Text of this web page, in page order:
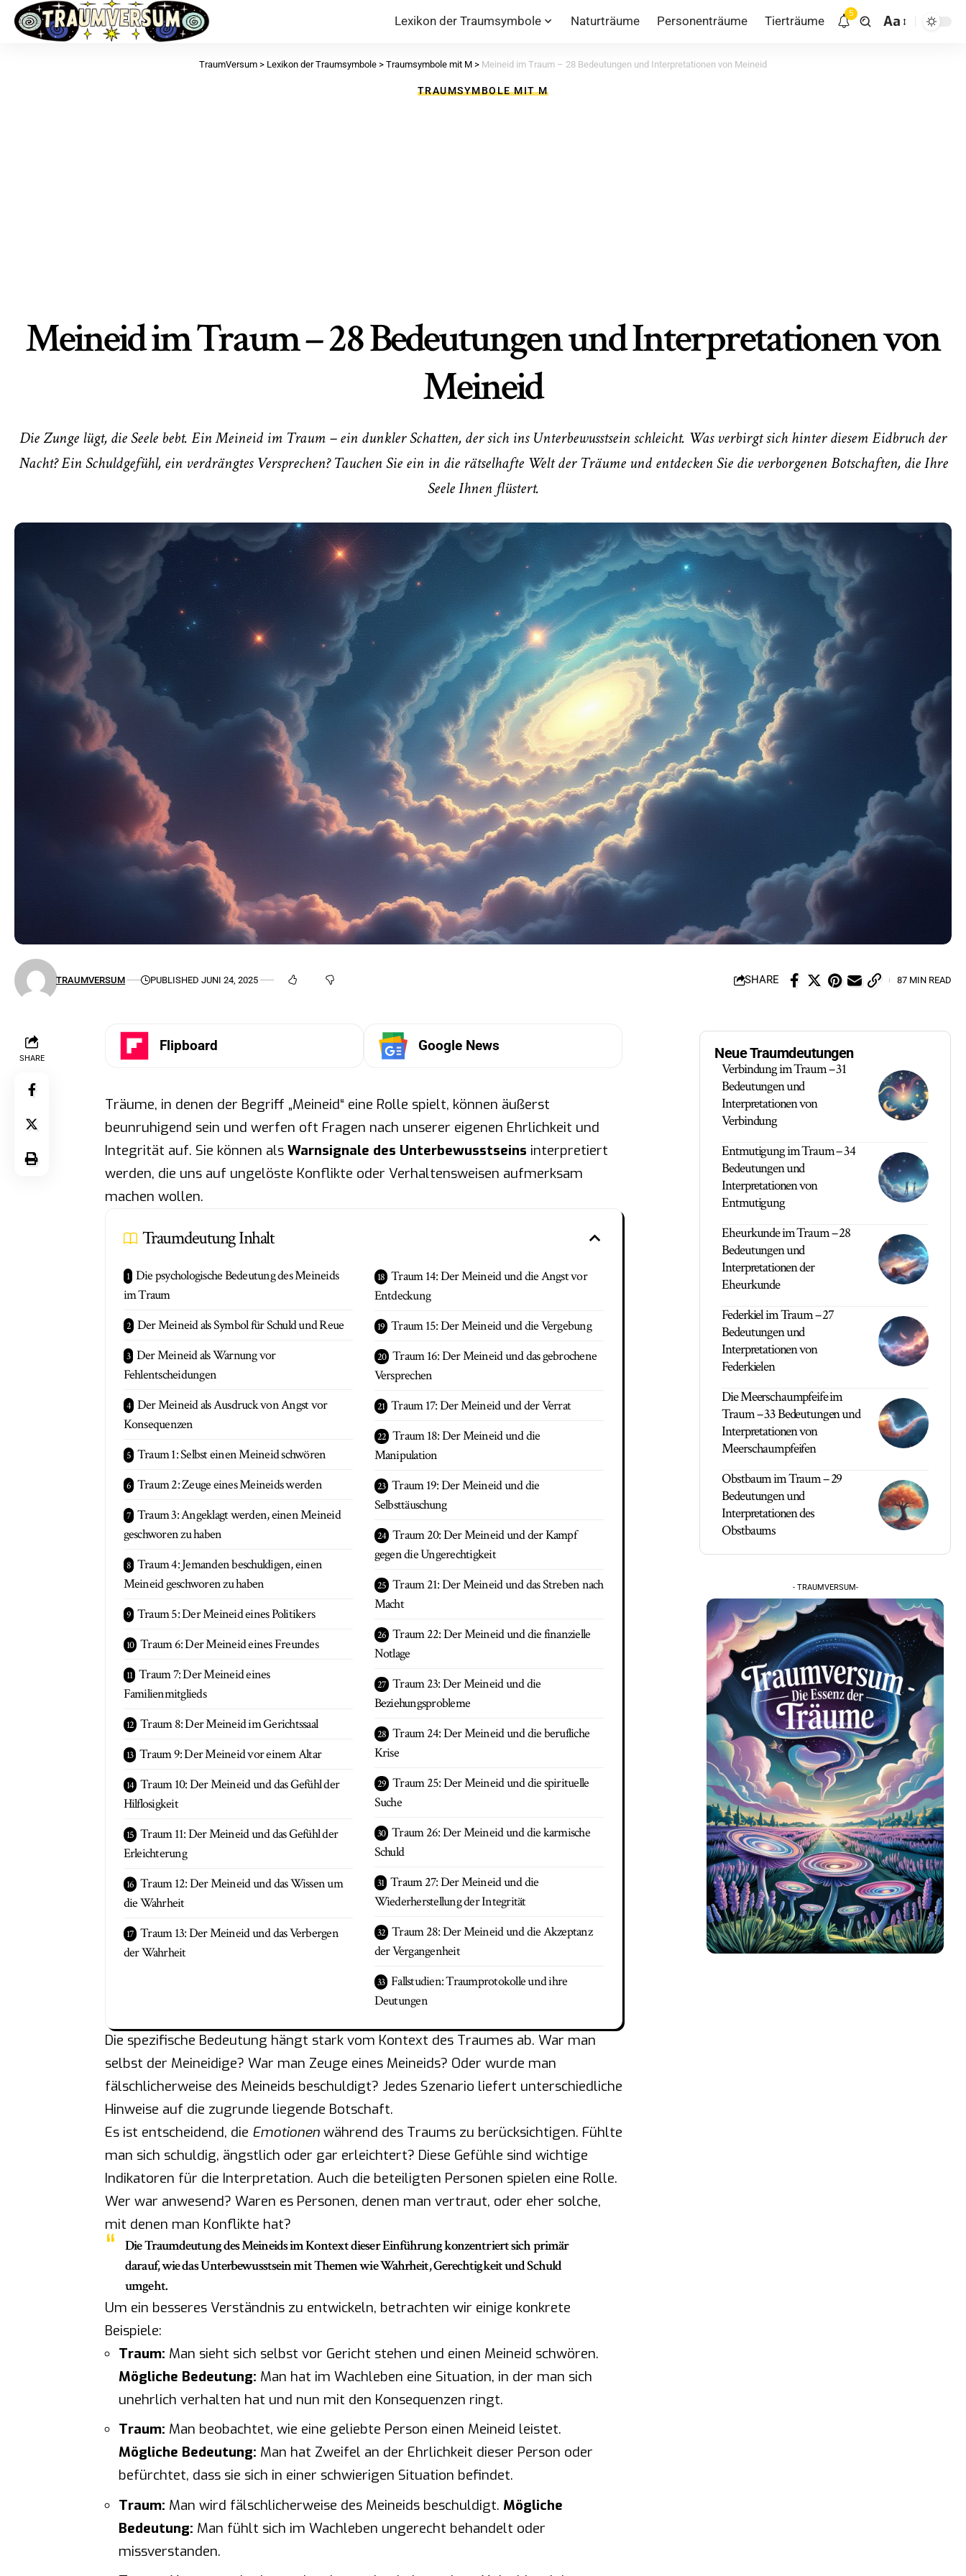
Lexikon der Traumsymbole Naturträume Personenträume Tierträume
5 Aa
TraumVersum > Lexikon der Traumsymbole > Traumsymbole mit M > Meineid im Traum – 28 Bedeutungen und Interpretationen von Meineid
TRAUMSYMBOLE MIT M
Meineid im Traum – 28 Bedeutungen und Interpretationen von
Meineid
Die Zunge lügt, die Seele bebt. Ein Meineid im Traum – ein dunkler Schatten, der sich ins Unterbewusstsein schleicht. Was verbirgt sich hinter diesem Eidbruch der
Nacht? Ein Schuldgefühl, ein verdrängtes Versprechen? Tauchen Sie ein in die rätselhafte Welt der Träume und entdecken Sie die verborgenen Botschaften, die Ihre
Seele Ihnen flüstert.
TRAUMVERSUM PUBLISHED JUNI 24, 2025 SHARE 87 MIN READ
SHARE
Flipboard Google News
Träume, in denen der Begriff „Meineid“ eine Rolle spielt, können äußerst
beunruhigend sein und werfen oft Fragen nach unserer eigenen Ehrlichkeit und
Integrität auf. Sie können als Warnsignale des Unterbewusstseins interpretiert
werden, die uns auf ungelöste Konflikte oder Verhaltensweisen aufmerksam
machen wollen.
Traumdeutung Inhalt
Die psychologische Bedeutung des Meineids
im Traum
Der Meineid als Symbol für Schuld und Reue
Der Meineid als Warnung vor
Fehlentscheidungen
Der Meineid als Ausdruck von Angst vor
Konsequenzen
Traum 1: Selbst einen Meineid schwören
Traum 2: Zeuge eines Meineids werden
Traum 3: Angeklagt werden, einen Meineid
geschworen zu haben
Traum 4: Jemanden beschuldigen, einen
Meineid geschworen zu haben
Traum 5: Der Meineid eines Politikers
Traum 6: Der Meineid eines Freundes
Traum 7: Der Meineid eines
Familienmitglieds
Traum 8: Der Meineid im Gerichtssaal
Traum 9: Der Meineid vor einem Altar
Traum 10: Der Meineid und das Gefühl der
Hilflosigkeit
Traum 11: Der Meineid und das Gefühl der
Erleichterung
Traum 12: Der Meineid und das Wissen um
die Wahrheit
Traum 13: Der Meineid und das Verbergen
der Wahrheit
Traum 14: Der Meineid und die Angst vor
Entdeckung
Traum 15: Der Meineid und die Vergebung
Traum 16: Der Meineid und das gebrochene
Versprechen
Traum 17: Der Meineid und der Verrat
Traum 18: Der Meineid und die
Manipulation
Traum 19: Der Meineid und die
Selbsttäuschung
Traum 20: Der Meineid und der Kampf
gegen die Ungerechtigkeit
Traum 21: Der Meineid und das Streben nach
Macht
Traum 22: Der Meineid und die finanzielle
Notlage
Traum 23: Der Meineid und die
Beziehungsprobleme
Traum 24: Der Meineid und die berufliche
Krise
Traum 25: Der Meineid und die spirituelle
Suche
Traum 26: Der Meineid und die karmische
Schuld
Traum 27: Der Meineid und die
Wiederherstellung der Integrität
Traum 28: Der Meineid und die Akzeptanz
der Vergangenheit
Fallstudien: Traumprotokolle und ihre
Deutungen
Die spezifische Bedeutung hängt stark vom Kontext des Traumes ab. War man
selbst der Meineidige? War man Zeuge eines Meineids? Oder wurde man
fälschlicherweise des Meineids beschuldigt? Jedes Szenario liefert unterschiedliche
Hinweise auf die zugrunde liegende Botschaft.
Es ist entscheidend, die Emotionenwährend des Traums zu berücksichtigen. Fühlte
man sich schuldig, ängstlich oder gar erleichtert? Diese Gefühle sind wichtige
Indikatoren für die Interpretation. Auch die beteiligten Personen spielen eine Rolle.
Wer war anwesend? Waren es Personen, denen man vertraut, oder eher solche,
mit denen man Konflikte hat?
Die Traumdeutung des Meineids im Kontext dieser Einführung konzentriert sich primär
darauf, wie das Unterbewusstsein mit Themen wieWahrheit, Gerechtigkeit und Schuld
umgeht.
Um ein besseres Verständnis zu entwickeln, betrachten wir einige konkrete
Beispiele:
Traum: Man sieht sich selbst vor Gericht stehen und einen Meineid schwören.
Mögliche Bedeutung: Man hat im Wachleben eine Situation, in der man sich
unehrlich verhalten hat und nun mit den Konsequenzen ringt.
Traum: Man beobachtet, wie eine geliebte Person einen Meineid leistet.
Mögliche Bedeutung: Man hat Zweifel an der Ehrlichkeit dieser Person oder
befürchtet, dass sie sich in einer schwierigen Situation befindet.
Traum: Man wird fälschlicherweise des Meineids beschuldigt. Mögliche
Bedeutung: Man fühlt sich im Wachleben ungerecht behandelt oder
missverstanden.
Neue Traumdeutungen
Verbindung im Traum – 31
Bedeutungen und
Interpretationen von
Verbindung
Entmutigung im Traum – 34
Bedeutungen und
Interpretationen von
Entmutigung
Eheurkunde im Traum – 28
Bedeutungen und
Interpretationen der
Eheurkunde
Federkiel im Traum – 27
Bedeutungen und
Interpretationen von
Federkielen
Die Meerschaumpfeife im
Traum – 33 Bedeutungen und
Interpretationen von
Meerschaumpfeifen
Obstbaum im Traum – 29
Bedeutungen und
Interpretationen des
Obstbaums
- TRAUMVERSUM-